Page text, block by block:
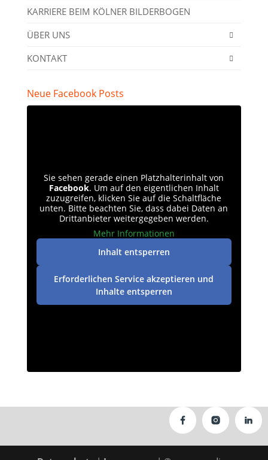
KARRIERE BEIM KÖLNER BILDERBOGEN
ÜBER UNS
KONTAKT
Neue Facebook Posts
Sie sehen gerade einen Platzhalterinhalt von
Facebook. Um auf den eigentlichen Inhalt
zuzugreifen, klicken Sie auf die Schaltfläche
unten. Bitte beachten Sie, dass dabei Daten an
Drittanbieter weitergegeben werden.
Mehr Informationen
Inhalt entsperren
Erforderlichen Service akzeptieren und
Inhalte entsperren